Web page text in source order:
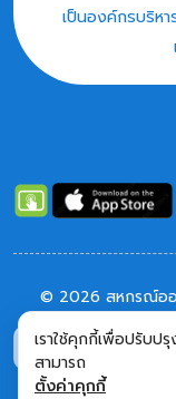
เป็นองค์กรบริห
© 2026 สหกรณ์ออ
คนเข้าช
ติดตาม :
เราใช้คุกกี้เพื่อปรับ
สามารถ
ตั้งค่าคุกกี้